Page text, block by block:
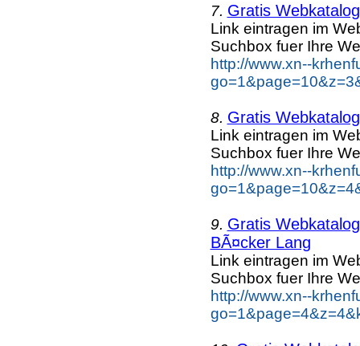
7. Gratis
Link eintragen im
Suchbox fuer Ihre
http://www.xn--
8. Gratis
Link eintragen im
Suchbox fuer Ihre
http://www.xn--
9. Gratis
BÃ¤cker Lang
Link eintragen im
Suchbox fuer Ihre
http://www.xn--